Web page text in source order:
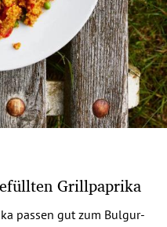
Grillpaprika
passen gut zum Bulgur-